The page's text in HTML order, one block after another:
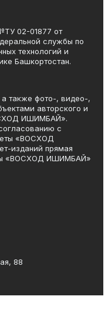
02-01877 от
службы по
технологий и
Башкортостан.
а также фото-, видео-,
авторского и
ИШИМБАЙ».
с
«ВОСХОД
изданий прямая
«ВОСХОД ИШИМБАЙ»
88